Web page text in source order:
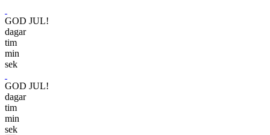
GOD JUL!
dagar
tim
min
sek
GOD JUL!
dagar
tim
min
sek